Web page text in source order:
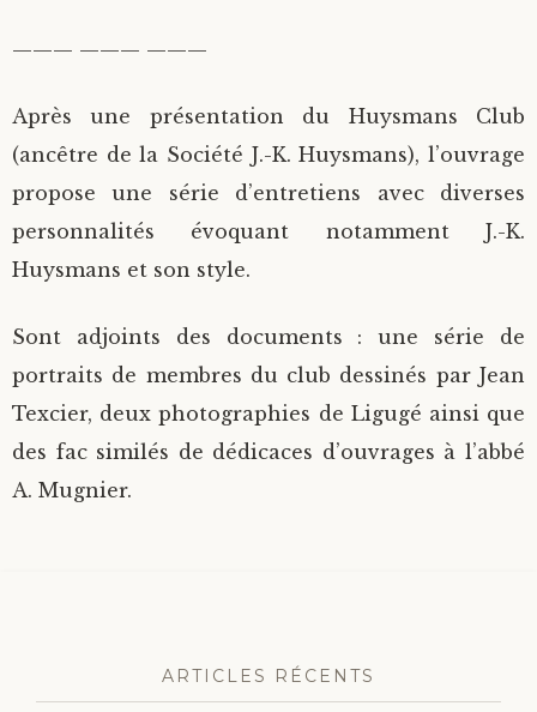
——— ——— ———
Après une présentation du Huysmans Club
(ancêtre de la Société J.-K. Huysmans), l’ouvrage
propose une série d’entretiens avec diverses
personnalités évoquant notamment J.-K.
Huysmans et son style.
Sont adjoints des documents : une série de
portraits de membres du club dessinés par Jean
Texcier, deux photographies de Ligugé ainsi que
des fac similés de dédicaces d’ouvrages à l’abbé
A. Mugnier.
ARTICLES RÉCENTS